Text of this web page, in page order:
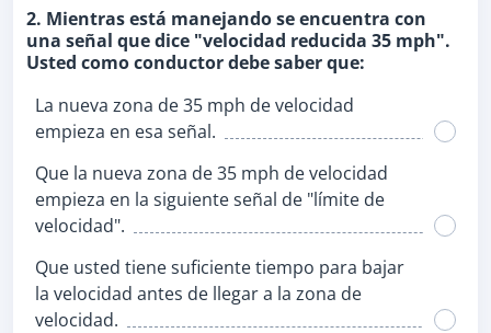
2. Mientras está manejando se encuentra con
una señal que dice "velocidad reducida 35 mph".
Usted como conductor debe saber que:
La nueva zona de 35 mph de velocidad
empieza en esa señal.
Que la nueva zona de 35 mph de velocidad
empieza en la siguiente señal de "límite de
velocidad".
Que usted tiene suficiente tiempo para bajar
la velocidad antes de llegar a la zona de
velocidad.